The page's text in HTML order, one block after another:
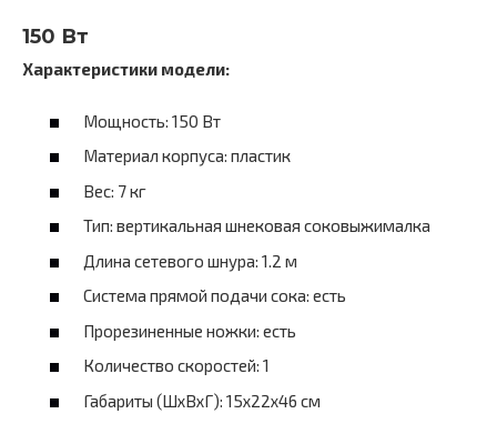
150 Вт
Характеристики модели:
Мощность: 150 Вт
Материал корпуса: пластик
Вес: 7 кг
Тип: вертикальная шнековая соковыжималка
Длина сетевого шнура: 1.2 м
Система прямой подачи сока: есть
Прорезиненные ножки: есть
Количество скоростей: 1
Габариты (ШхВхГ): 15x22x46 см